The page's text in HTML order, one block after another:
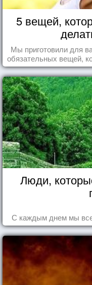
5 вещей,
Мы приготовили для
обязательных вещей,
Люди,
С каждым днем мы